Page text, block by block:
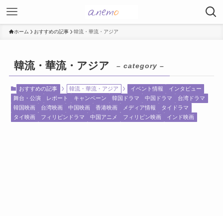
ホーム おすすめの記事 韓流・華流・アジア
韓流・華流・アジア – category –
おすすめの記事 韓流・華流・アジア イベント情報
インタビュー
舞台・公演
レポート キャンペーン 韓国ドラマ 中国ドラマ
台湾ドラマ
韓国映画
台湾映画 中国映画 香港映画 メディア情報
タイドラマ
タイ映画
フィリピンドラマ 中国アニメ フィリピン映画 インド映画